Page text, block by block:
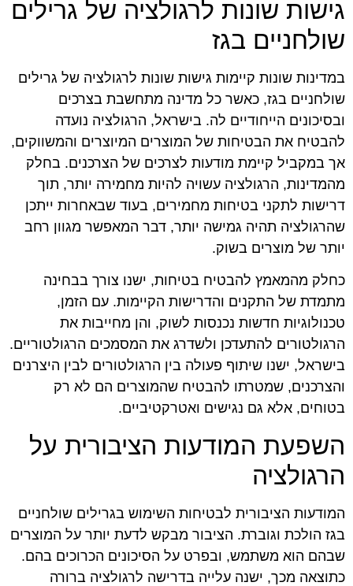
גישות שונות לרגולציה של גרילים
שולחניים בגז
במדינות שונות קיימות גישות שונות לרגולציה של גרילים
שולחניים בגז, כאשר כל מדינה מתחשבת בצרכים
ובסיכונים הייחודיים לה. בישראל, הרגולציה נועדה
להבטיח את הבטיחות של המוצרים המיוצרים והמשווקים,
אך במקביל קיימת מודעות לצרכים של הצרכנים. בחלק
מהמדינות, הרגולציה עשויה להיות מחמירה יותר, תוך
דרישות לתקני בטיחות מחמירים, בעוד שבאחרות ייתכן
שהרגולציה תהיה גמישה יותר, דבר המאפשר מגוון רחב
יותר של מוצרים בשוק.
כחלק מהמאמץ להבטיח בטיחות, ישנו צורך בבחינה
מתמדת של התקנים והדרישות הקיימות. עם הזמן,
טכנולוגיות חדשות נכנסות לשוק, והן מחייבות את
הרגולטורים להתעדכן ולשדרג את המסמכים הרגולטוריים.
בישראל, ישנו שיתוף פעולה בין הרגולטורים לבין היצרנים
והצרכנים, שמטרתו להבטיח שהמוצרים הם לא רק
בטוחים, אלא גם נגישים ואטרקטיביים.
השפעת המודעות הציבורית על
הרגולציה
המודעות הציבורית לבטיחות השימוש בגרילים שולחניים
בגז הולכת וגוברת. הציבור מבקש לדעת יותר על המוצרים
שבהם הוא משתמש, ובפרט על הסיכונים הכרוכים בהם.
כתוצאה מכך, ישנה עלייה בדרישה לרגולציה ברורה